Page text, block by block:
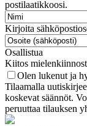
postilaatikkoosi.
Kirjoita
Osallistua
Kiitos
Olen lukenut ja
Tilaamalla
koskevat säännöt.
peruuttaa tilauksen